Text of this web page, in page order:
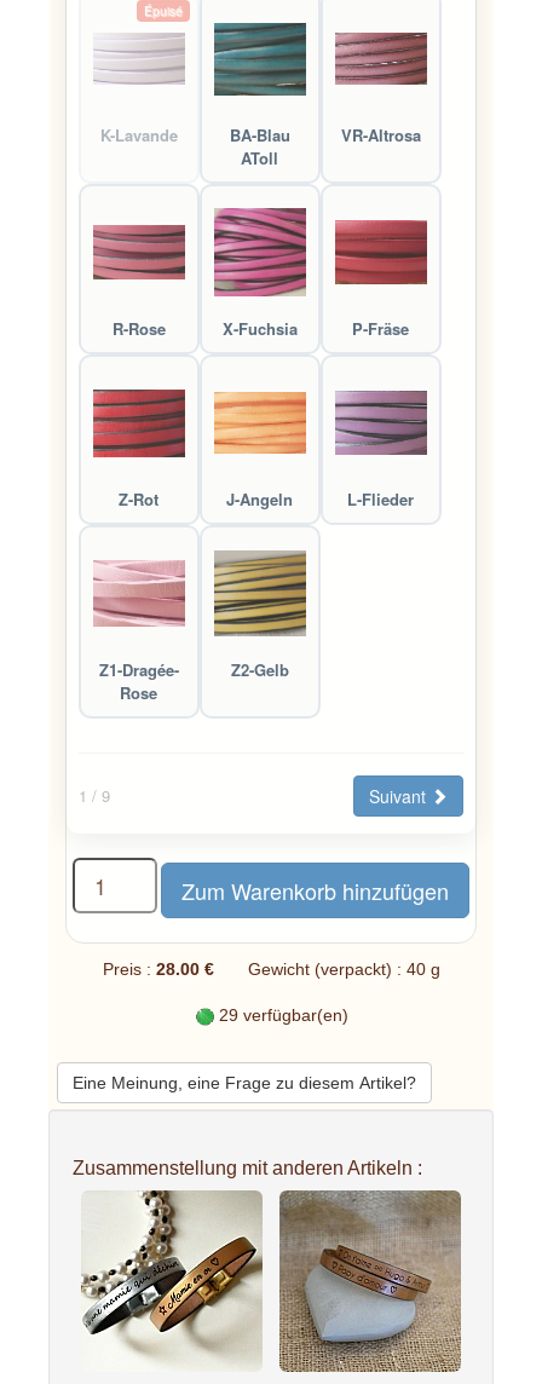
K-Lavande
Épuisé
BA-Blau
AToll
VR-Altrosa
R-Rose X-Fuchsia P-Fräse
Z-Rot J-Angeln L-Flieder
Z1-Dragée-
Rose
Z2-Gelb
1 / 9 Suivant
Preis : 28.00 € Gewicht (verpackt) : 40 g
29 verfügbar(en)
Eine Meinung, eine Frage zu diesem Artikel?
Zusammenstellung mit anderen Artikeln :